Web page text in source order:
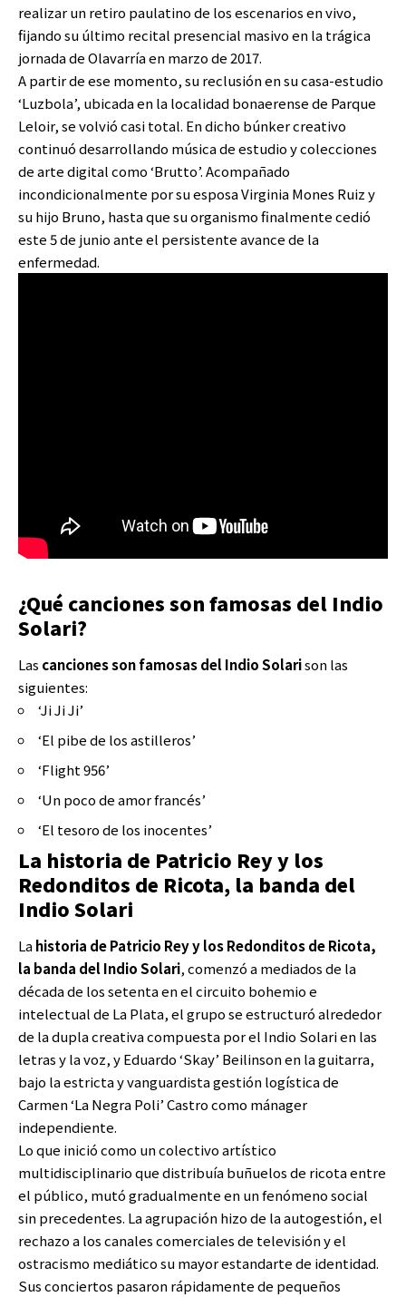
realizar un retiro paulatino de los escenarios en vivo,
fijando su último recital presencial masivo en la trágica
jornada de Olavarría en marzo de 2017.
A partir de ese momento, su reclusión en su casa-estudio
‘Luzbola’, ubicada en la localidad bonaerense de Parque
Leloir, se volvió casi total. En dicho búnker creativo
continuó desarrollando música de estudio y colecciones
de arte digital como ‘Brutto’. Acompañado
incondicionalmente por su esposa Virginia Mones Ruiz y
su hijo Bruno, hasta que su organismo finalmente cedió
este 5 de junio ante el persistente avance de la
enfermedad.
¿Qué canciones son famosas del Indio
Solari?
Las canciones son famosas del Indio Solarison las
siguientes:
‘Ji Ji Ji’
‘El pibe de los astilleros’
‘Flight 956’
‘Un poco de amor francés’
‘El tesoro de los inocentes’
La historia de Patricio Rey y los
Redonditos de Ricota, la banda del
Indio Solari
Lahistoria de Patricio Rey y los Redonditos de Ricota,
la banda del Indio Solari, comenzó a mediados de la
década de los setenta en el circuito bohemio e
intelectual de La Plata, el grupo se estructuró alrededor
de la dupla creativa compuesta por el Indio Solari en las
letras y la voz, y Eduardo ‘Skay’ Beilinson en la guitarra,
bajo la estricta y vanguardista gestión logística de
Carmen ‘La Negra Poli’ Castro como mánager
independiente.
Lo que inició como un colectivo artístico
multidisciplinario que distribuía buñuelos de ricota entre
el público, mutó gradualmente en un fenómeno social
sin precedentes. La agrupación hizo de la autogestión, el
rechazo a los canales comerciales de televisión y el
ostracismo mediático su mayor estandarte de identidad.
Sus conciertos pasaron rápidamente de pequeños